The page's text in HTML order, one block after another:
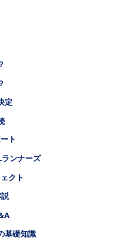
定
ト
ンナーズ
クト
基礎知識